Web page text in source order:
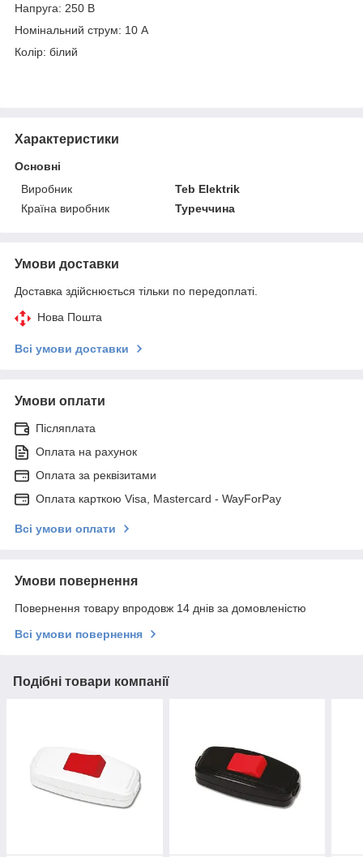
Напруга: 250 В
Номінальний струм: 10 А
Колір: білий
Характеристики
Основні
Виробник
Teb Elektrik
Країна виробник
Туреччина
Умови доставки
Доставка здійснюється тільки по передоплаті.
Нова Пошта
Всі умови доставки
Умови оплати
Післяплата
Оплата на рахунок
Оплата за реквізитами
Оплата карткою Visa, Mastercard - WayForPay
Всі умови оплати
Умови повернення
Повернення товару впродовж 14 днів за домовленістю
Всі умови повернення
Подібні товари компанії